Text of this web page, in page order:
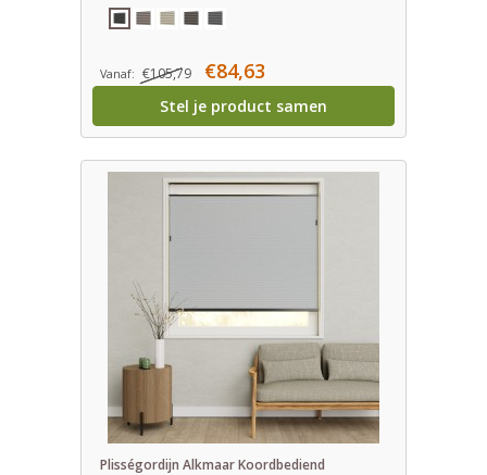
Vanaf: €105,79 €84,63
Stel je product samen
Plisségordijn Alkmaar Koordbediend